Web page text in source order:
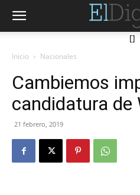
[]
Inicio Nacionales
Cambiemos
candidatura de
21 febrero, 2019